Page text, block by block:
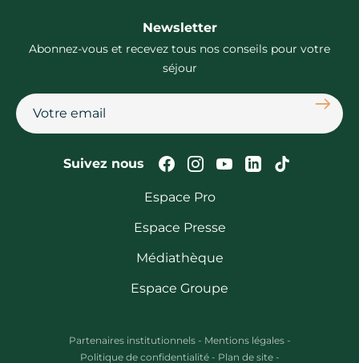
Newsletter
Abonnez-vous et recevez tous nos conseils pour votre
séjour
Suivez nous Suivez-nous sur
Suivez-nous sur
Suivez-nous
Suivez-Suivez-
Espace Pro
Espace Presse
Médiathèque
Espace Groupe
Partenaires institutionnels - Mentions légales -
Politique de confidentialité - Plan de site -